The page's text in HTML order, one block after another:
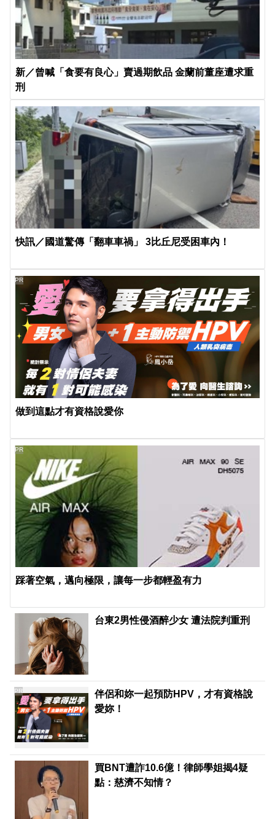
新／曾喊「食要有良心」賣過期飲品 金蘭前董座遭求重
刑
快訊／國道驚傳「翻車車禍」 3比丘尼受困車內！
做到這點才有資格說愛你
PR
踩著空氣，邁向極限，讓每一步都輕盈有力
PR
台東2男性侵酒醉少女 遭法院判重刑
伴侶和妳一起預防HPV，才有資格說
愛妳！
PR
買BNT遭詐10.6億！律師學姐揭4疑
點：慈濟不知情？